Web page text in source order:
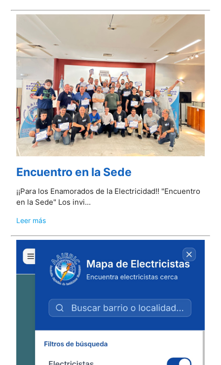
Encuentro en la Sede
¡¡Para los Enamorados de la Electricidad!! "Encuentro
en la Sede" Los invi...
Leer más